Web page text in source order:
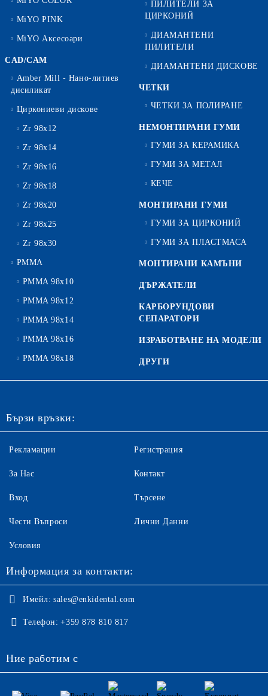
MiYO PINK
MiYO Аксесоари
CAD/CAM
Amber Mill - Нано-литиев
дисиликат
Циркониеви дискове
Zr 98x12
Zr 98x14
Zr 98x16
Zr 98x18
Zr 98x20
Zr 98x25
Zr 98x30
PMMA
PMMA 98x10
PMMA 98x12
PMMA 98x14
PMMA 98x16
PMMA 98x18
ПИЛИТЕЛИ ЗА
ЦИРКОНИЙ
ДИАМАНТЕНИ
ПИЛИТЕЛИ
ДИАМАНТЕНИ ДИСКОВЕ
ЧЕТКИ
ЧЕТКИ ЗА ПОЛИРАНЕ
НЕМОНТИРАНИ ГУМИ
ГУМИ ЗА КЕРАМИКА
ГУМИ ЗА МЕТАЛ
КЕЧЕ
МОНТИРАНИ ГУМИ
ГУМИ ЗА ЦИРКОНИЙ
ГУМИ ЗА ПЛАСТМАСА
МОНТИРАНИ КАМЪНИ
ДЪРЖАТЕЛИ
КАРБОРУНДОВИ
СЕПАРАТОРИ
ИЗРАБОТВАНЕ НА МОДЕЛИ
ДРУГИ
Бързи връзки:
Рекламации
За Нас
Вход
Чести Въпроси
Регистрация
Контакт
Търсене
Лични Данни
Условия
Информация за контакти:
Имейл: sales@enkidental.com
Телефон: +359 878 810 817
Ние работим с